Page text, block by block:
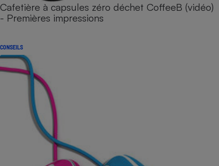
Cafetière à capsules zéro déchet CoffeeB (vidéo)
- Premières impressions
CONSEILS